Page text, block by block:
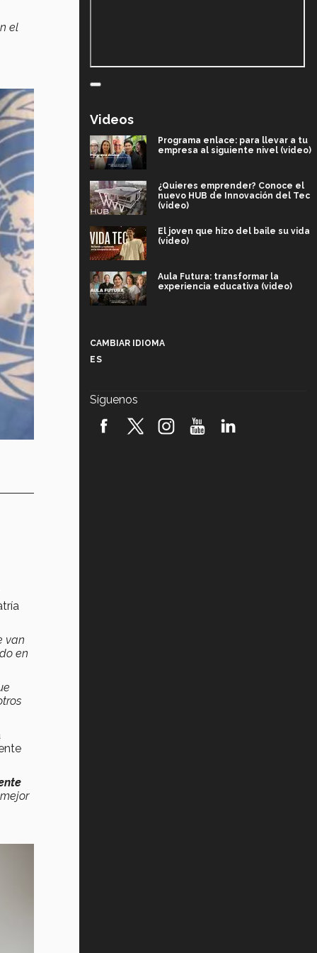
el
van
en
Videos
Programa enlace: para llevar a tu
empresa al siguiente nivel (video)
¿Quieres emprender? Conoce el
nuevo HUB de Innovación del Tec
(video)
El joven que hizo del baile su vida
(video)
Aula Futura: transformar la
experiencia educativa (video)
robótica FIRST 2026! (video)
CAMBIAR IDIOMA
ES
Síguenos